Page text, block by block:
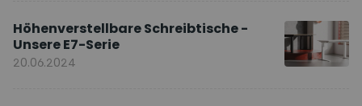
Höhenverstellbare Schreibtische -
Unsere E7-Serie
20.06.2024